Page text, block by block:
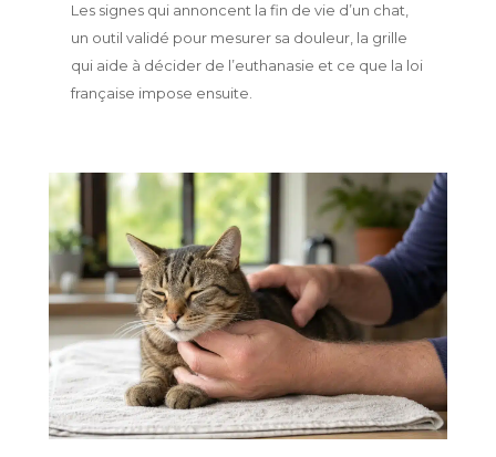
Les signes qui annoncent la fin de vie d’un chat,
un outil validé pour mesurer sa douleur, la grille
qui aide à décider de l’euthanasie et ce que la loi
française impose ensuite.